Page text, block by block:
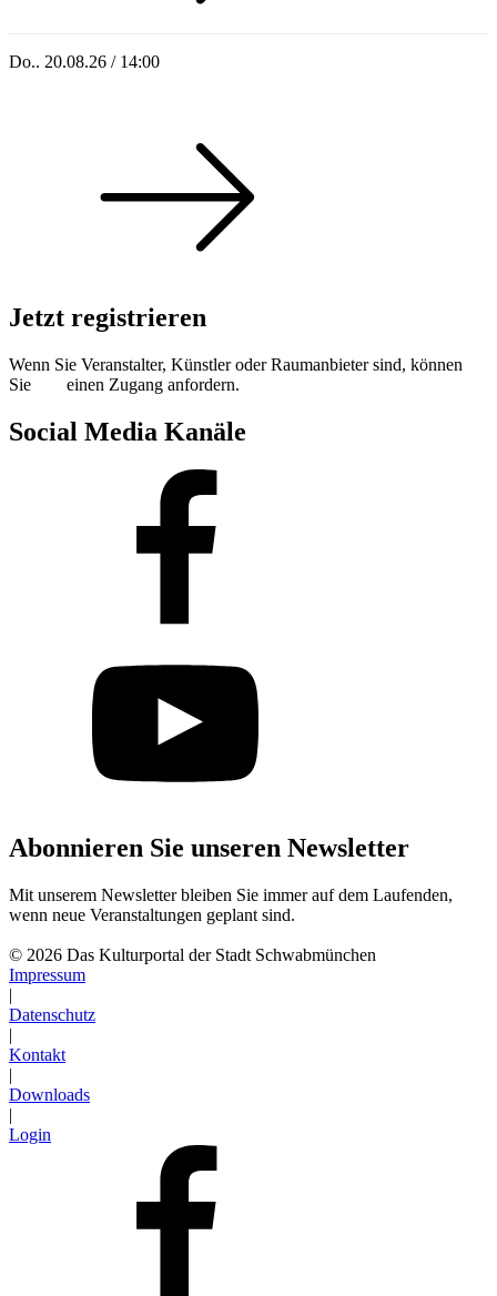
Do.. 20.08.26 / 14:00
Jetzt registrieren
Wenn Sie Veranstalter, Künstler oder Raumanbieter sind, können
Sie
einen Zugang anfordern.
Social Media Kanäle
Abonnieren Sie unseren Newsletter
Mit unserem Newsletter bleiben Sie immer auf dem Laufenden,
wenn neue Veranstaltungen geplant sind.
© 2026 Das Kulturportal der Stadt Schwabmünchen
Impressum
|
Datenschutz
|
Kontakt
|
Downloads
|
Login